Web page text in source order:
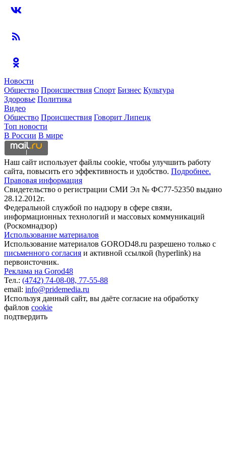
Новости
Общество Происшествия Спорт Бизнес Культура
Здоровье Политика
Видео
Общество Происшествия Говорит Липецк
Топ новости
В России В мире
Наш сайт использует файлы cookie, чтобы улучшить работу
сайта, повысить его эффективность и удобство. Подробнее.
Правовая информация
Свидетельство о регистрации СМИ Эл № ФС77-52350 выдано
28.12.2012г.
Федеральной службой по надзору в сфере связи,
информационных технологий и массовых коммуникаций
(Роскомнадзор)
Использование материалов
Использование материалов GOROD48.ru разрешено только с
письменного согласия и активной ссылкой (hyperlink) на
первоисточник.
Реклама на Gorod48
Тел.: (4742) 74-08-08, 77-55-88
email: info@pridemedia.ru
Используя данный сайт, вы даёте согласие на обработку
файлов cookie
подтвердить